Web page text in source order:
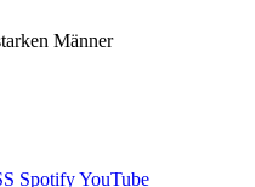
Männer
SpotifyYouTube